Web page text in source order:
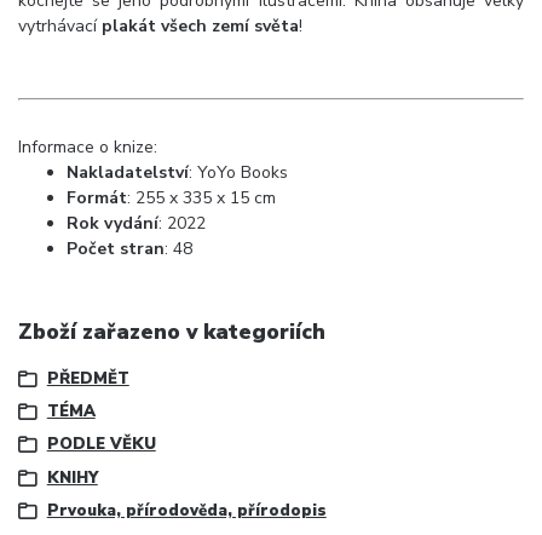
vytrhávací plakát všech zemí světa!
Informace o knize:
Nakladatelství: YoYo Books
Formát: 255 x 335 x 15 cm
Rok vydání: 2022
Počet stran: 48
Zboží zařazeno v kategoriích
PŘEDMĚT
TÉMA
PODLE VĚKU
KNIHY
Prvouka, přírodověda, přírodopis